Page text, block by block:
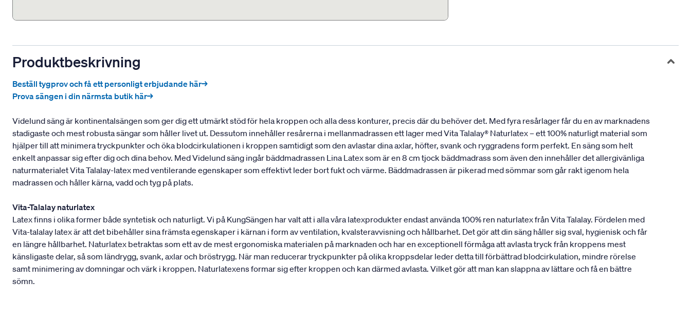
Produktbeskrivning
Beställ tygprov och få ett personligt erbjudande här→
Prova sängen i din närmsta butik här→
Videlund säng är kontinentalsängen som ger dig ett utmärkt stöd för hela kroppen och alla dess konturer, precis där du behöver det. Med fyra resårlager får du en av marknadens
stadigaste och mest robusta sängar som håller livet ut. Dessutom innehåller resårerna i mellanmadrassen ett lager med Vita Talalay® Naturlatex – ett 100% naturligt material som
hjälper till att minimera tryckpunkter och öka blodcirkulationen i kroppen samtidigt som den avlastar dina axlar, höfter, svank och ryggradens form perfekt. En säng som helt
enkelt anpassar sig efter dig och dina behov. Med Videlund säng ingår bäddmadrassen Lina Latex som är en 8 cm tjock bäddmadrass som även den innehåller det allergivänliga
naturmaterialet Vita Talalay-latex med ventilerande egenskaper som effektivt leder bort fukt och värme. Bäddmadrassen är pikerad med sömmar som går rakt igenom hela
madrassen och håller kärna, vadd och tyg på plats.
Vita-Talalay naturlatex
Latex finns i olika former både syntetisk och naturligt. Vi på KungSängen har valt att i alla våra latexprodukter endast använda 100% ren naturlatex från Vita Talalay. Fördelen med
Vita-talalay latex är att det bibehåller sina främsta egenskaper i kärnan i form av ventilation, kvalsteravvisning och hållbarhet. Det gör att din säng håller sig sval, hygienisk och får
en längre hållbarhet. Naturlatex betraktas som ett av de mest ergonomiska materialen på marknaden och har en exceptionell förmåga att avlasta tryck från kroppens mest
känsligaste delar, så som ländrygg, svank, axlar och bröstrygg. När man reducerar tryckpunkter på olika kroppsdelar leder detta till förbättrad blodcirkulation, mindre rörelse
samt minimering av domningar och värk i kroppen. Naturlatexens formar sig efter kroppen och kan därmed avlasta. Vilket gör att man kan slappna av lättare och få en bättre
sömn.